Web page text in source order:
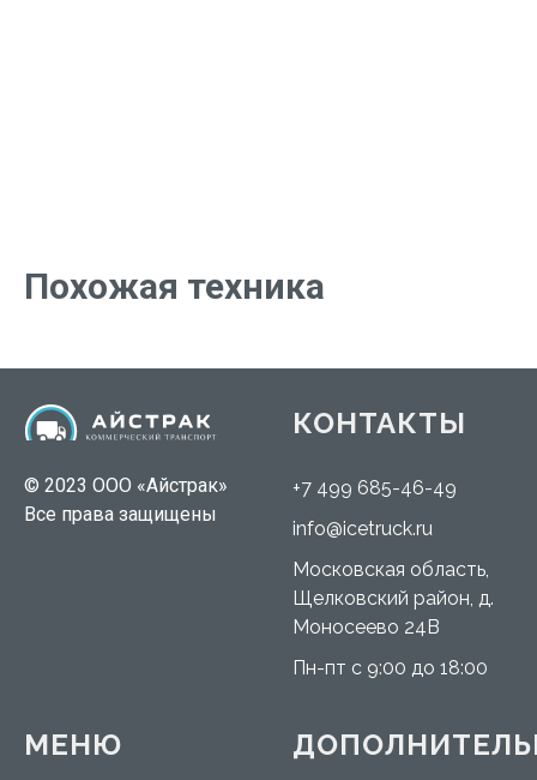
Похожая техника
© 2023 ООО «Айстрак»
Все права защищены
КОНТАКТЫ
+7 499 685-46-49
info@icetruck.ru
Московская область,
Щелковский район, д.
Моносеево 24В
Пн-пт с 9:00 до 18:00
МЕНЮ